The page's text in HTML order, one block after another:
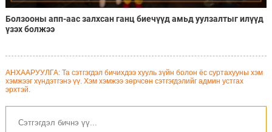
Болзооны апп-аас залхсан ганц биечүүд амьд уулзалтыг илүүд
үзэх болжээ
АНХААРУУЛГА: Та сэтгэгдэл бичихдээ хууль зүйн болон ёс суртахууны хэм
хэмжээг хүндэтгэнэ үү. Хэм хэмжээ зөрчсөн сэтгэгдэлийг админ устгах
эрхтэй.